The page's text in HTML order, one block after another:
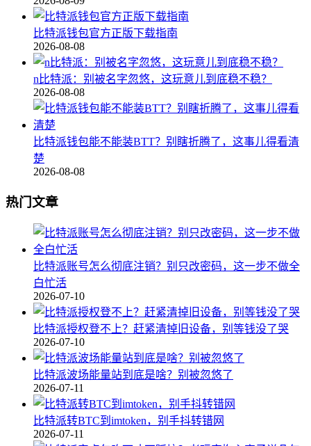
比特派钱包官方正版下载指南
2026-08-08
n比特派：别被名字忽悠，这玩意儿到底稳不稳？
2026-08-08
比特派钱包能不能装BTT？别瞎折腾了，这事儿得看清
楚
2026-08-08
热门文章
比特派账号怎么彻底注销？别只改密码，这一步不做全
白忙活
2026-07-10
比特派授权登不上？赶紧清掉旧设备，别等钱没了哭
2026-07-10
比特派波场能量站到底是啥？别被忽悠了
2026-07-11
比特派转BTC到imtoken，别手抖转错网
2026-07-11